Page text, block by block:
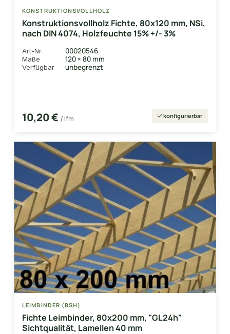
KONSTRUKTIONSVOLLHOLZ
Konstruktionsvollholz Fichte, 80x120 mm, NSi,
nach DIN 4074, Holzfeuchte 15% +/- 3%
Art-Nr. 00020546
Maße 120 × 80 mm
Verfügbar unbegrenzt
10,20 € / lfm konfigurierbar
LEIMBINDER (BSH)
Fichte Leimbinder, 80x200 mm, "GL24h"
Sichtqualität, Lamellen 40 mm